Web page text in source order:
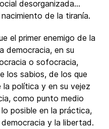
desorganizada…
de la tiranía.
el primer enemigo de la
democracia, en su
o sofocracia,
los sabios, de los que
política y en su vejez
como punto medio
posible en la práctica,
y la libertad.